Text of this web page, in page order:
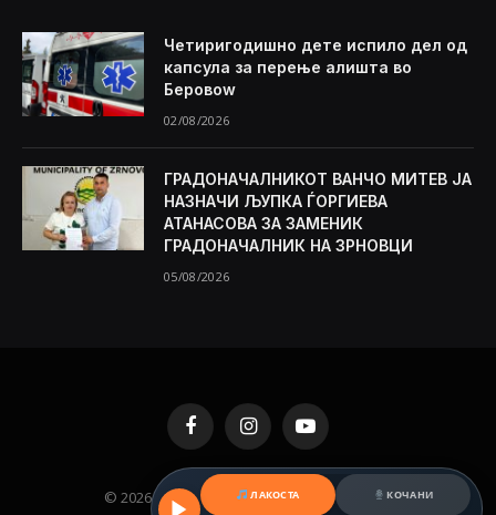
Четиригодишно дете испило дел од
капсула за перење алишта во
Беровоw
02/08/2026
ГРАДОНАЧАЛНИКОТ ВАНЧО МИТЕВ ЈА
НАЗНАЧИ ЉУПКА ЃОРГИЕВА
АТАНАСОВА ЗА ЗАМЕНИК
ГРАДОНАЧАЛНИК НА ЗРНОВЦИ
05/08/2026
FacebookInstagramYouTube
© 2026 KAMENICA.MK. Designed by MKNET.
ЛАКОСТА КОЧАНИ